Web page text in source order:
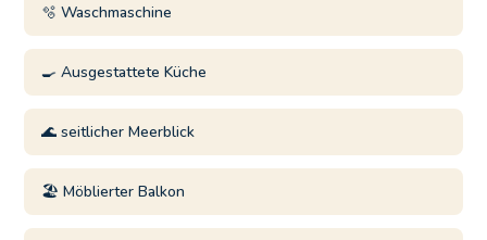
🫧 Waschmaschine
🍳 Ausgestattete Küche
🌊 seitlicher Meerblick
🏖️ Möblierter Balkon